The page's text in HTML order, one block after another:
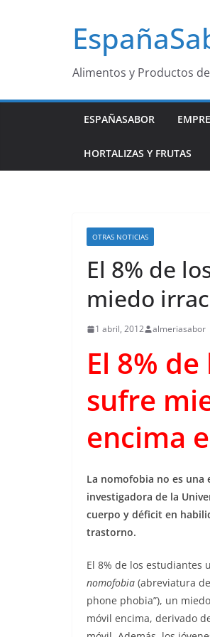
Alimentos y Productos
ESPAÑASABOR
HORTALIZAS Y FRUTAS
OTRAS NOTICIAS
El 8% de
miedo
1 abril, 2012 almeriasabor
El 8%
sufre
encima
La nomofobia no es una
investigadora de la
cuerpo y déficit en
trastorno.
El 8% de los estudiantes
nomofobia (abreviatura
phone phobia”), un
móvil encima, derivado